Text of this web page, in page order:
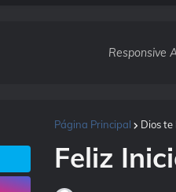
Responsive
Página Principal Dios
Feliz